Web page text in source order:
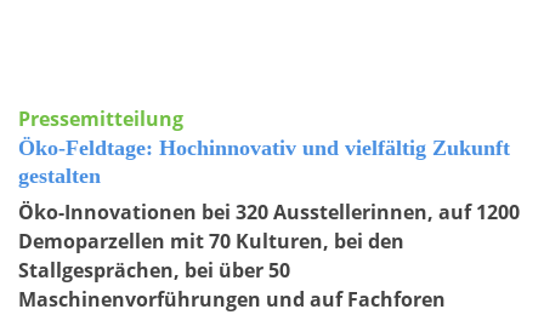
Pressemitteilung
Öko-Feldtage: Hochinnovativ und vielfältig Zukunft
gestalten
Öko-Innovationen bei 320 Ausstellerinnen, auf 1200
Demoparzellen mit 70 Kulturen, bei den
Stallgesprächen, bei über 50
Maschinenvorführungen und auf Fachforen